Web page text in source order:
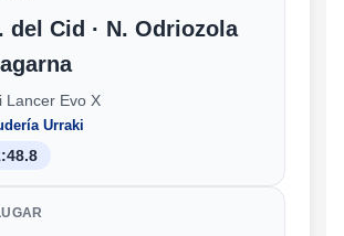
del Cid · N. Odriozola
Lancer Evo X
Urraki